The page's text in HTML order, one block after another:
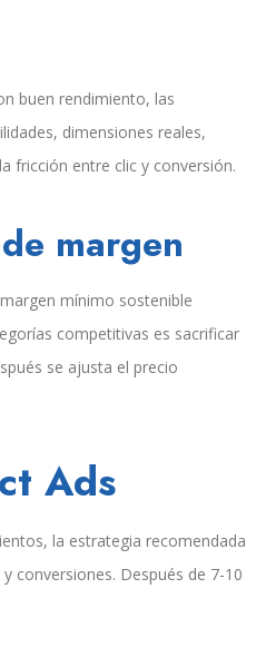
buen rendimiento, las
dimensiones reales,
fricción entre clic y conversión.
margen
mínimo sostenible
competitivas es sacrificar
se ajusta el precio
Ads
la estrategia recomendada
conversiones. Después de 7-10